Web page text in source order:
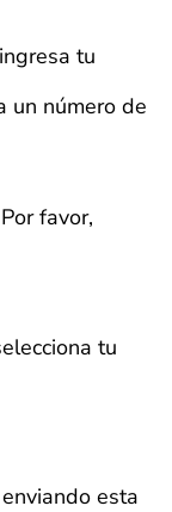
tu
un número de
Por favor,
tu
esta